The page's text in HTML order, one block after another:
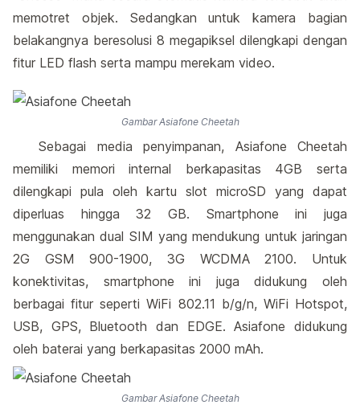
memotret objek. Sedangkan untuk kamera bagian
belakangnya beresolusi 8 megapiksel dilengkapi dengan
fitur LED flash serta mampu merekam video.
Gambar Asiafone Cheetah
Sebagai media penyimpanan, Asiafone Cheetah
memiliki memori internal berkapasitas 4GB serta
dilengkapi pula oleh kartu slot microSD yang dapat
diperluas hingga 32 GB. Smartphone ini juga
menggunakan dual SIM yang mendukung untuk jaringan
2G GSM 900-1900, 3G WCDMA 2100. Untuk
konektivitas, smartphone ini juga didukung oleh
berbagai fitur seperti WiFi 802.11 b/g/n, WiFi Hotspot,
USB, GPS, Bluetooth dan EDGE. Asiafone didukung
oleh baterai yang berkapasitas 2000 mAh.
Gambar Asiafone Cheetah